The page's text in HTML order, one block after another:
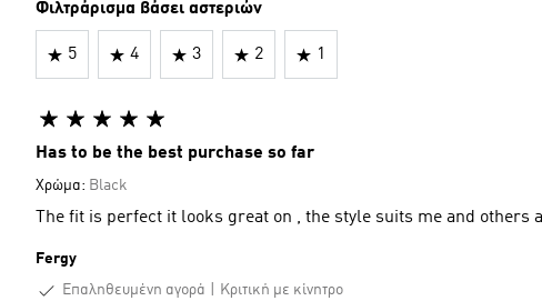
Φιλτράρισμα βάσει αστεριών
5 4 3 2 1
Has to be the best purchase so far
Χρώμα: Black
The fit is perfect it looks great on , the style suits me and others
Fergy
Επαληθευμένη αγορά
Κριτική με κίνητρο